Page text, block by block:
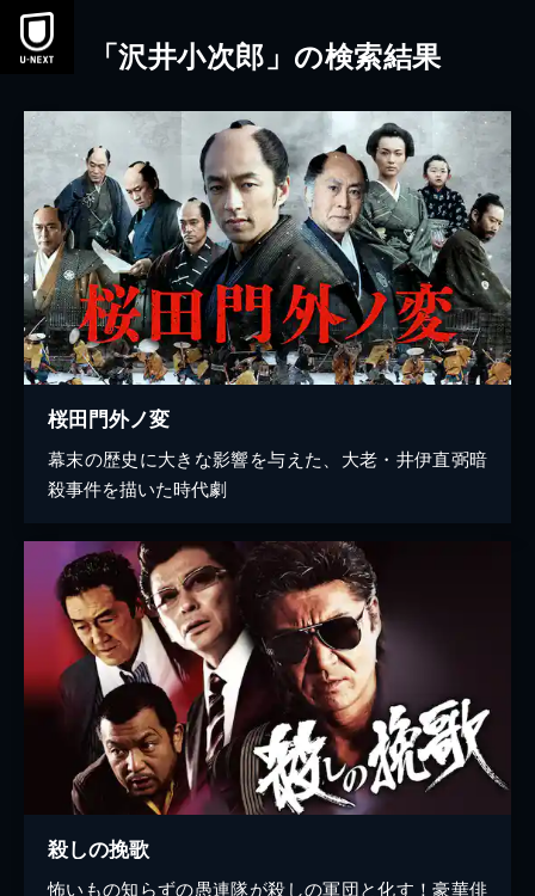
本文へスキップ
「沢井小次郎」の検索結果
桜田門外ノ変
幕末の歴史に大きな影響を与えた、大老・井伊直弼暗
殺事件を描いた時代劇
殺しの挽歌
怖いもの知らずの愚連隊が殺しの軍団と化す！豪華俳